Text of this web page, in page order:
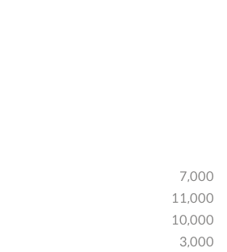
7,000
11,000
10,000
3,000